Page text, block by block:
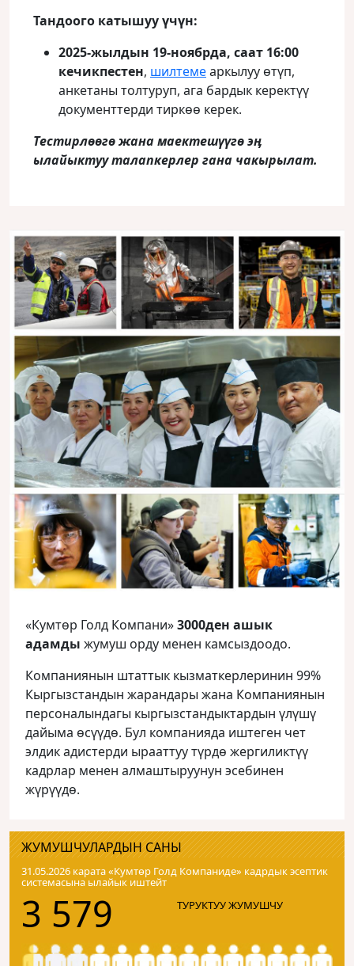
Тандоого катышуу үчүн:
2025-жылдын 19-ноябрда, саат 16:00
кечикпестен, шилтемеаркылуу өтүп,
анкетаны толтуруп, ага бардык керектүү
документтерди тиркөө керек.
Тестирлөөгө жана маектешүүгө эӊ
ылайыктуу талапкерлер гана чакырылат.
«Кумтөр Голд Компани»3000ден ашык
адамды жумуш орду менен камсыздоодо.
Компаниянын штаттык кызматкерлеринин 99%
Кыргызстандын жарандары жана Компаниянын
персоналындагы кыргызстандыктардын үлүшү
дайыма өсүүдө. Бул компанияда иштеген чет
элдик адистерди ырааттуу түрдө жергиликтүү
кадрлар менен алмаштыруунун эсебинен
жүрүүдө.
ЖУМУШЧУЛАРДЫН САНЫ
31.05.2026 карата «Кумтɵр Голд Компаниде» кадрдык эсептик
системасына ылайык иштейт
3 579 ТУРУКТУУ ЖУМУШЧУ